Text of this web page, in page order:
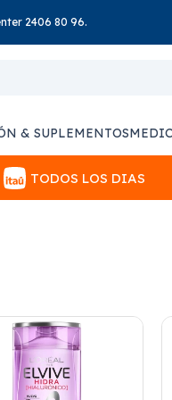
2406 80 96.
& SUPLEMENTOS
TODOS LOS DIAS